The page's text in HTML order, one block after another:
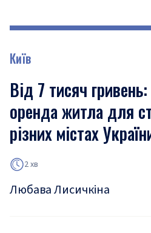
Київ
Від 7 тисяч
оренда житла для
різних містах
2 хв
Любава Лисичкіна